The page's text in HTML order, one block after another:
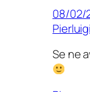
08/02/
Pierluigi
Se ne